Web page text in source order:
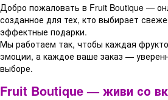
Добро пожаловать в Fruit Boutique —
созданное для тех, кто выбирает
эффектные подарки.
Мы работаем так, чтобы каждая
эмоции, а каждое ваше заказ —
выборе.
Fruit Boutique — живи со